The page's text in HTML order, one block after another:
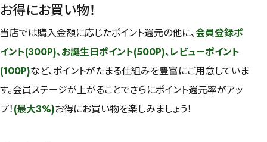
お得にお買い物！
当店では購入金額に応じたポイント還元の他に、会員登録ポ
イント(300P)、お誕生日ポイント(500P)、レビューポイント
(100P)など、ポイントがたまる仕組みを豊富にご用意していま
す。会員ステージが上がることでさらにポイント還元率がアッ
プ！(最大3%)お得にお買い物を楽しみましょう！